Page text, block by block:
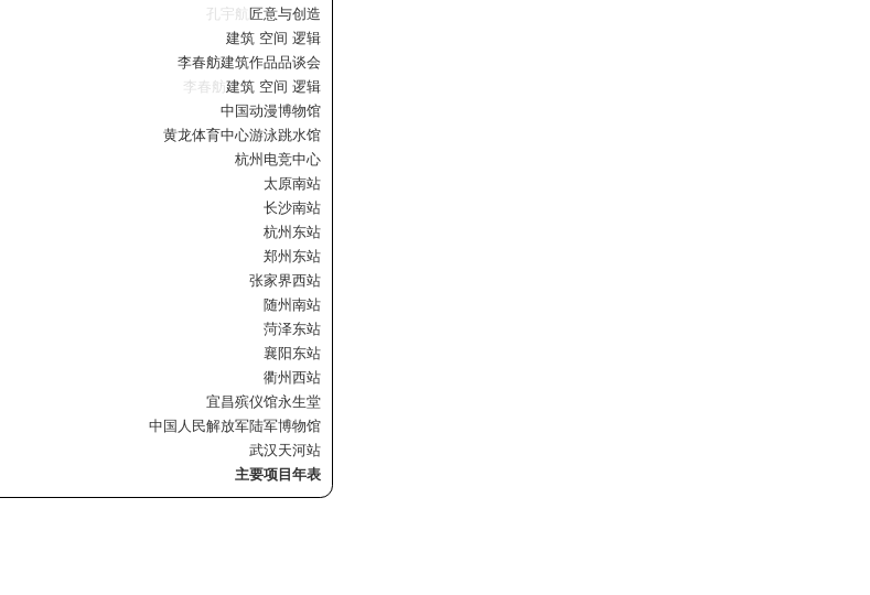
孔宇航 匠意与创造
建筑 空间 逻辑
李春舫建筑作品品谈会
李春舫建筑 空间 逻辑
中国动漫博物馆
黄龙体育中心游泳跳水馆
杭州电竞中心
太原南站
长沙南站
杭州东站
郑州东站
张家界西站
随州南站
菏泽东站
襄阳东站
衢州西站
宜昌殡仪馆永生堂
中国人民解放军陆军博物馆
武汉天河站
主要项目年表